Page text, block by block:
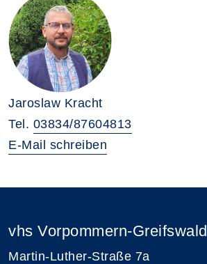
Jaroslaw Kracht
Tel. 03834/87604813
E-Mail schreiben
vhs Vorpommern-Greifswald
Martin-Luther-Straße 7a